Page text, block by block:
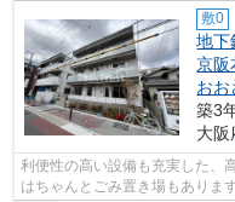
敷0
地下
京阪
おお
築3
大阪
利便性の高い設備も充実した、
はちゃんとごみ置き場もありま